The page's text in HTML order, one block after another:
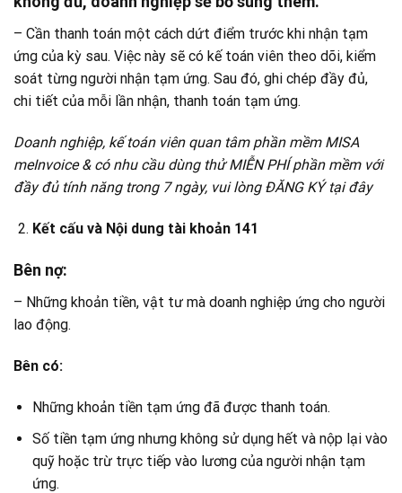
– Cần thanh toán một cách dứt điểm trước khi nhận tạm
ứng của kỳ sau. Việc này sẽ có kế toán viên theo dõi, kiểm
soát từng người nhận tạm ứng. Sau đó, ghi chép đầy đủ,
chi tiết của mỗi lần nhận, thanh toán tạm ứng.
Doanh nghiệp, kế toán viên quan tâm phần mềm MISA
meInvoice & có nhu cầu dùng thử MIỄN PHÍ phần mềm với
đầy đủ tính năng trong 7 ngày, vui lòng ĐĂNG KÝ tại đây
Kết cấu và Nội dung tài khoản 141
Bên nợ:
– Những khoản tiền, vật tư mà doanh nghiệp ứng cho người
lao động.
Bên có:
Những khoản tiền tạm ứng đã được thanh toán.
Số tiền tạm ứng nhưng không sử dụng hết và nộp lại vào
quỹ hoặc trừ trực tiếp vào lương của người nhận tạm
ứng.